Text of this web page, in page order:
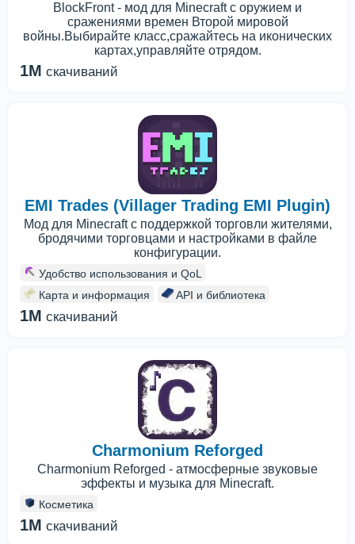
BlockFront - мод для Minecraft с оружием и
сражениями времен Второй мировой
войны.Выбирайте класс,сражайтесь на иконических
картах,управляйте отрядом.
1M скачиваний
EMI Trades (Villager Trading EMI Plugin)
Мод для Minecraft с поддержкой торговли жителями,
бродячими торговцами и настройками в файле
конфигурации.
Удобство использования и QoL
Карта и информация
API и библиотека
1M скачиваний
Charmonium Reforged
Charmonium Reforged - атмосферные звуковые
эффекты и музыка для Minecraft.
Косметика
1M скачиваний